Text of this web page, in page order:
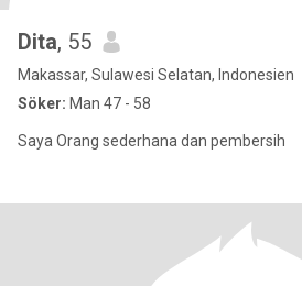
Dita, 55
Makassar, Sulawesi Selatan, Indonesien
Söker: Man 47 - 58
Saya Orang sederhana dan pembersih